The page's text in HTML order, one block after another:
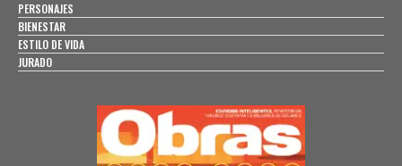
PERSONAJES
BIENESTAR
ESTILO DE VIDA
JURADO